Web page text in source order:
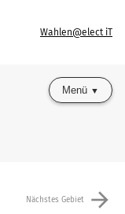
Wahlen@elect iT
Menü
Nächstes Gebiet arrow_forward